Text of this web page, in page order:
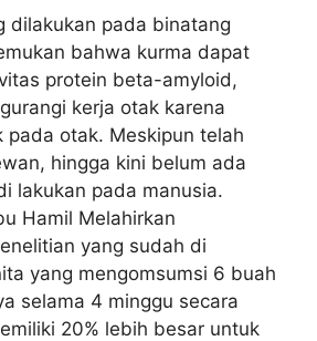
dilakukan pada binatang
bahwa kurma dapat
protein beta-amyloid,
kerja otak karena
pada otak. Meskipun telah
hingga kini belum ada
lakukan pada manusia.
Hamil Melahirkan
yang sudah di
yang mengomsumsi 6 buah
selama 4 minggu secara
20% lebih besar untuk